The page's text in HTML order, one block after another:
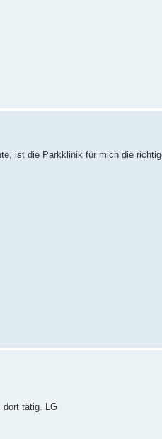
ist die Parkklinik für mich die
dort tätig. LG